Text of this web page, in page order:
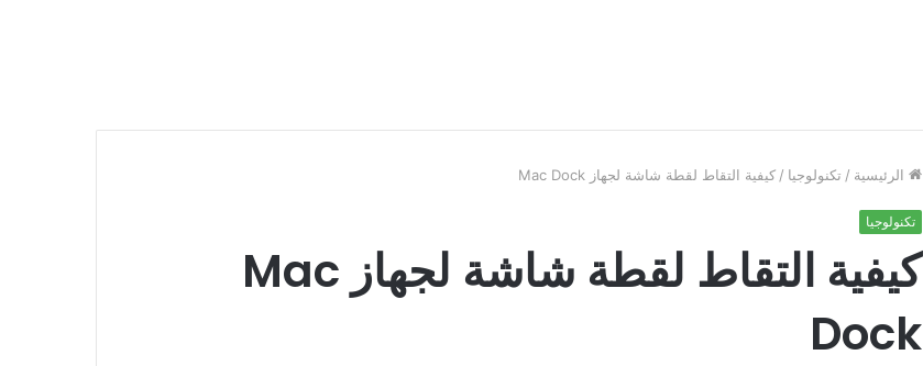
الرئيسية / تكنولوجيا / كيفية التقاط لقطة شاشة لجهاز Mac Dock
تكنولوجيا
كيفية التقاط لقطة شاشة لجهاز Mac
Dock